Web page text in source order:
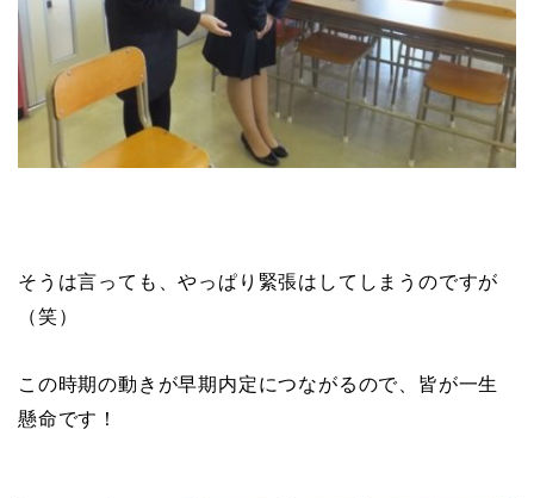
そうは言っても、やっぱり緊張はしてしまうのですが
（笑）
この時期の動きが早期内定につながるので、皆が一生
懸命です！